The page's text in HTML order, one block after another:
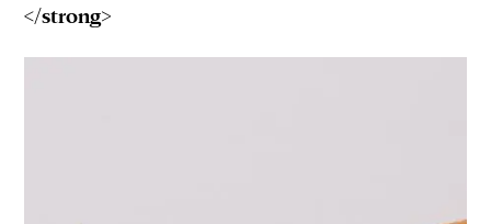
</strong>